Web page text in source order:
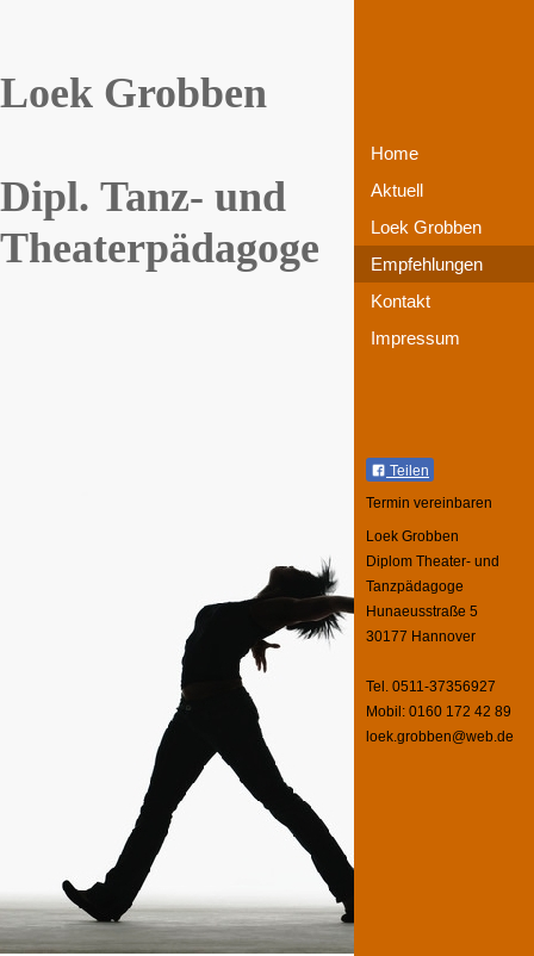
Loek Grobben
Dipl. Tanz- und
Theaterpädagoge
Home
Aktuell
Loek Grobben
Empfehlungen
Kontakt
Impressum
Teilen
Termin vereinbaren
Loek Grobben
Diplom Theater- und
Tanzpädagoge
Hunaeusstraße 5
30177 Hannover
Tel. 0511-37356927
Mobil: 0160 172 42 89
loek.grobben@web.de